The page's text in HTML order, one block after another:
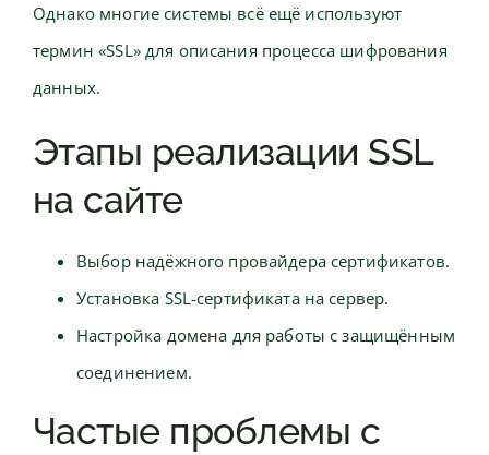
Однако многие системы всё ещё используют
термин «SSL» для описания процесса шифрования
данных.
Этапы реализации SSL
на сайте
Выбор надёжного провайдера сертификатов.
Установка SSL-сертификата на сервер.
Настройка домена для работы с защищённым
соединением.
Частые проблемы с